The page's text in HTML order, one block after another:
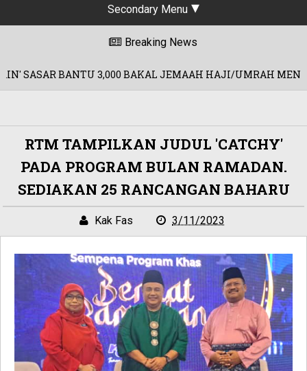
Secondary Menu
Breaking News
3,000 BAKAL JEMAAH HAJI/UMRAH MENERUSI DANA RM60
RTM TAMPILKAN JUDUL 'CATCHY'
PADA PROGRAM BULAN RAMADAN.
SEDIAKAN 25 RANCANGAN BAHARU
Kak Fas 3/11/2023